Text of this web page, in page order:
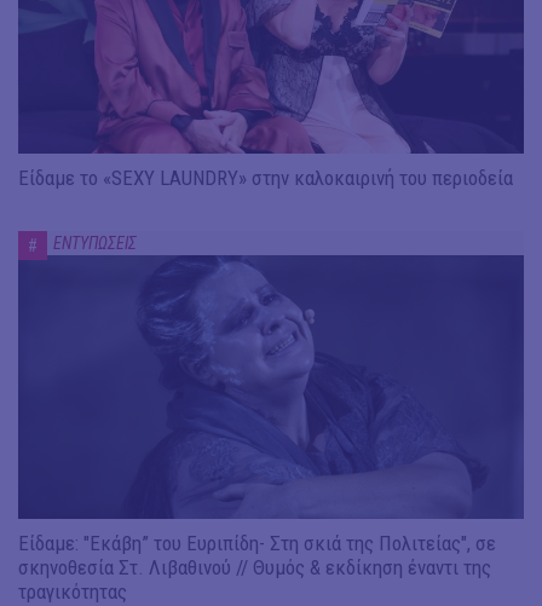
Είδαμε το «SEXY LAUNDRY» στην καλοκαιρινή του περιοδεία
# ΕΝΤΥΠΩΣΕΙΣ
Είδαμε: "Εκάβη” του Ευριπίδη- Στη σκιά της Πολιτείας", σε
σκηνοθεσία Στ. Λιβαθινού // Θυμός & εκδίκηση έναντι της
τραγικότητας